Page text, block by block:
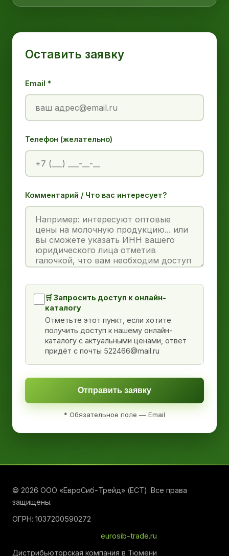
Оставить заявку
Email *
Телефон (желательно)
Комментарий / Что вас интересует?
🛒 Запросить доступ к онлайн-
каталогу
Отметьте этот пункт, если хотите
получить доступ к нашему онлайн-
каталогу с актуальными ценами, ответ
придёт с почты 522466@mail.ru
Отправить заявку
* Обязательное поле — Email
© 2026 ООО «ЕвроСиб-Трейд» (ЕСТ). Все права
защищены.
ОГРН: 1037200590272
eurosib-trade.ru
Дистрибьюторская компания в Тюмени